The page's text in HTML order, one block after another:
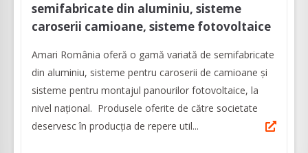
semifabricate din aluminiu, sisteme
caroserii camioane, sisteme fotovoltaice
Amari România oferă o gamă variată de semifabricate
din aluminiu, sisteme pentru caroserii de camioane şi
sisteme pentru montajul panourilor fotovoltaice, la
nivel naţional. Produsele oferite de către societate
deservesc în producţia de repere util...